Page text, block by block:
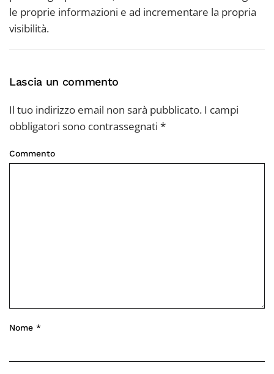
le proprie informazioni e ad incrementare la propria
visibilità.
Lascia un commento
Il tuo indirizzo email non sarà pubblicato. I campi
obbligatori sono contrassegnati *
Commento
Nome *